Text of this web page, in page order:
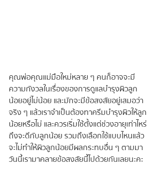
คุณพ่อคุณแม่มือใหม่หลาย ๆ คนก็อาจจะมี
ความกังวลในเรื่องของการดูแลบำรุงผิวลูก
น้อยอยู่ไม่น้อย และมักจะมีข้อสงสัยอยู่เสมอว่า
จริง ๆ แล้วเราจำเป็นต้องทาครีมบำรุงผิวให้ลูก
น้อยหรือไม่ และควรเริ่มใช้ตั้งแต่ช่วงอายุเท่าไหร่
ถึงจะดีกับลูกน้อย รวมถึงเลือกใช้แบบไหนแล้ว
จะไม่ทำให้ผิวลูกน้อยมีผลกระทบอื่น ๆ ตามมา
วันนี้เรามาคลายข้อสงสัยนี้ไปด้วยกันเลยนะคะ